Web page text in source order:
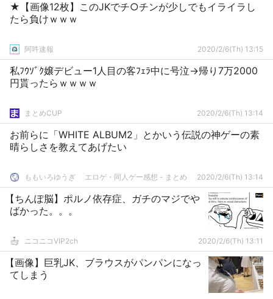
★【画像12枚】このJKでチ○チンが少しでもイライラし
たら負けｗｗｗ
阿吽速報 2020/2/6(Th) 13:15
私ﾌｳｿﾞｸ嬢デビュー1人目の客ﾌｪﾗ中に号泣→帰り7万2000
円貰ったらｗｗｗｗ
まとめCUP 2020/2/6(Th) 13:14
お前らに「WHITE ALBUM2」とかいう伝説の神ゲーの素
晴らしさを教えてあげたい
ももいろゆうぎ エロゲ・同人ゲー感想 - まとめ 2020/2/6(Th) 13:14
【ちんぽ脳】ポルノ依存症、ガチのマジでや
ばかった。。。
ニコニコVIP2ch 2020/2/6(Th) 13:11
【画像】巨乳JK、ブラウスがパンパンになっ
てしまう